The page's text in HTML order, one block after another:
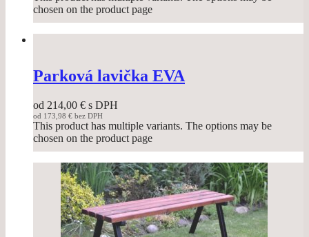
chosen on the product page
Parková lavička EVA
od 214,00 € s DPH
od 173,98 € bez DPH
This product has multiple variants. The options may be
chosen on the product page